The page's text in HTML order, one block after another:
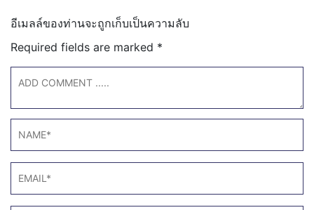
อีเมลล์ของท่านจะถูกเก็บเป็นความลับ
Required fields are marked *